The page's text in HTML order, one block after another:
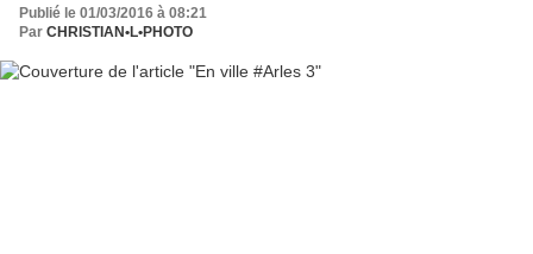
Publié le 01/03/2016 à 08:21
Par CHRISTIAN•L•PHOTO